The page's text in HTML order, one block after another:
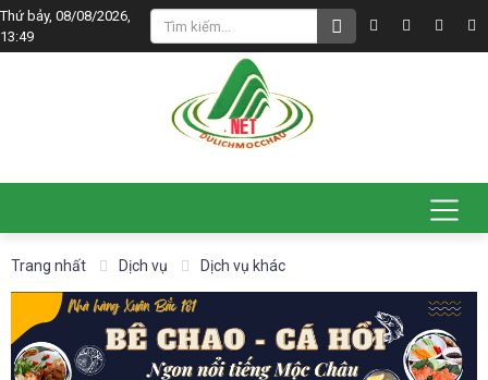
Thứ bảy, 08/08/2026,
13:49
Trang nhất Dịch vụ Dịch vụ khác